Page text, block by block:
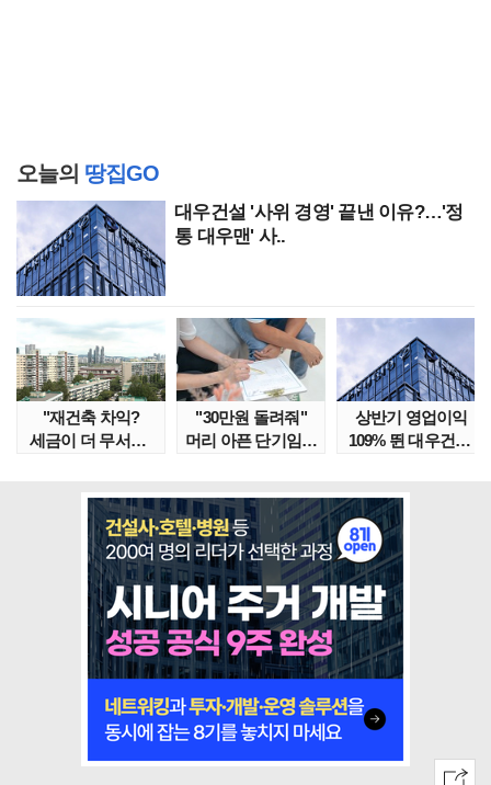
오늘의 땅집GO
대우건설 '사위 경영' 끝낸 이유?…'정
통 대우맨' 사..
"재건축 차익?
세금이 더 무서워"
"30만원 돌려줘"
머리 아픈 단기임대
상반기 영업이익
109% 뛴 대우건설,